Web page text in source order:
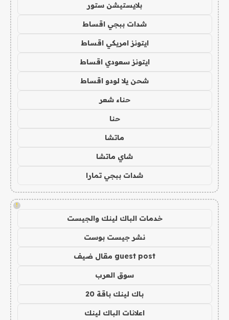
بلايستيشن ستور
شدات ببجي اقساط
ايتونز امريكي اقساط
ايتونز سعودي اقساط
شحن يلا لودو اقساط
حناء شعر
حنا
ماتشا
شاي ماتشا
شدات ببجي تمارا
!
خدمات الباك لينك والجيست
نشر جيست بوست
guest post مقال ضيف
سوق العرب
باك لينك باقة 20
اعلانات الباك لينك